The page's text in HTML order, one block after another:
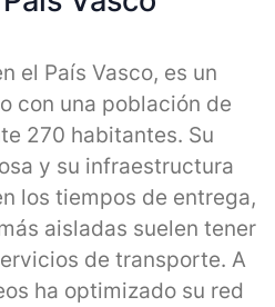
el País Vasco, es un
con una población de
270 habitantes. Su
y su infraestructura
los tiempos de entrega,
aisladas suelen tener
de transporte. A
ha optimizado su red